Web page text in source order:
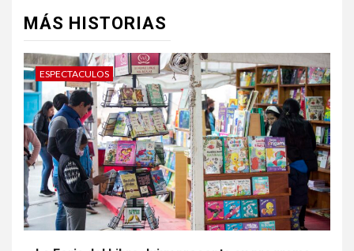
MÁS HISTORIAS
ESPECTACULOS